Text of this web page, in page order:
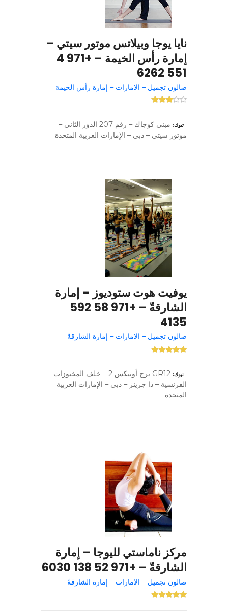
نايا يوجا وبيلاتس موتور سيتي –
إمارة رأس الخيمة – +971 4
551 6262
صالون تجميل – الامارات – إمارة رأس الخيمة
تبوك
مبنى كوجاك – رقم 207 الدور الثاني –
موتور سيتي – دبي – الإمارات العربية المتحدة
يوفيت هوت ستوديوز – إمارة
الشارقةّ – +971 58 592
4135
صالون تجميل – الامارات – إمارة الشارقةّ
تبوك
GR12 برج أونيكس 2 – خلف المخبوزات
الفرنسية – ذا جرينز – دبي – الإمارات العربية
المتحدة
مركز ناماستي لليوجا – إمارة
الشارقةّ – +971 52 138 6030
صالون تجميل – الامارات – إمارة الشارقةّ